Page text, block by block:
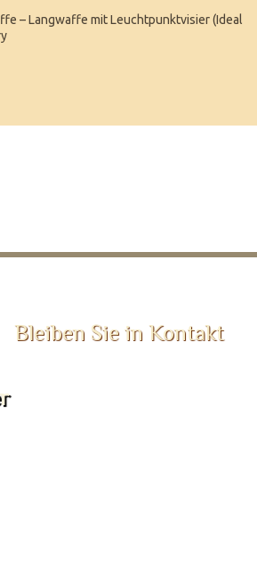
– Langwaffe mit Leuchtpunktvisier (Ideal
Bleiben Sie in Kontakt